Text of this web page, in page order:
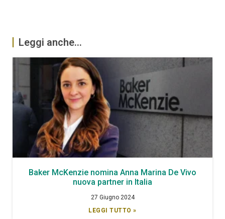
Leggi anche...
Baker McKenzie nomina Anna Marina De Vivo
nuova partner in Italia
27 Giugno 2024
LEGGI TUTTO »